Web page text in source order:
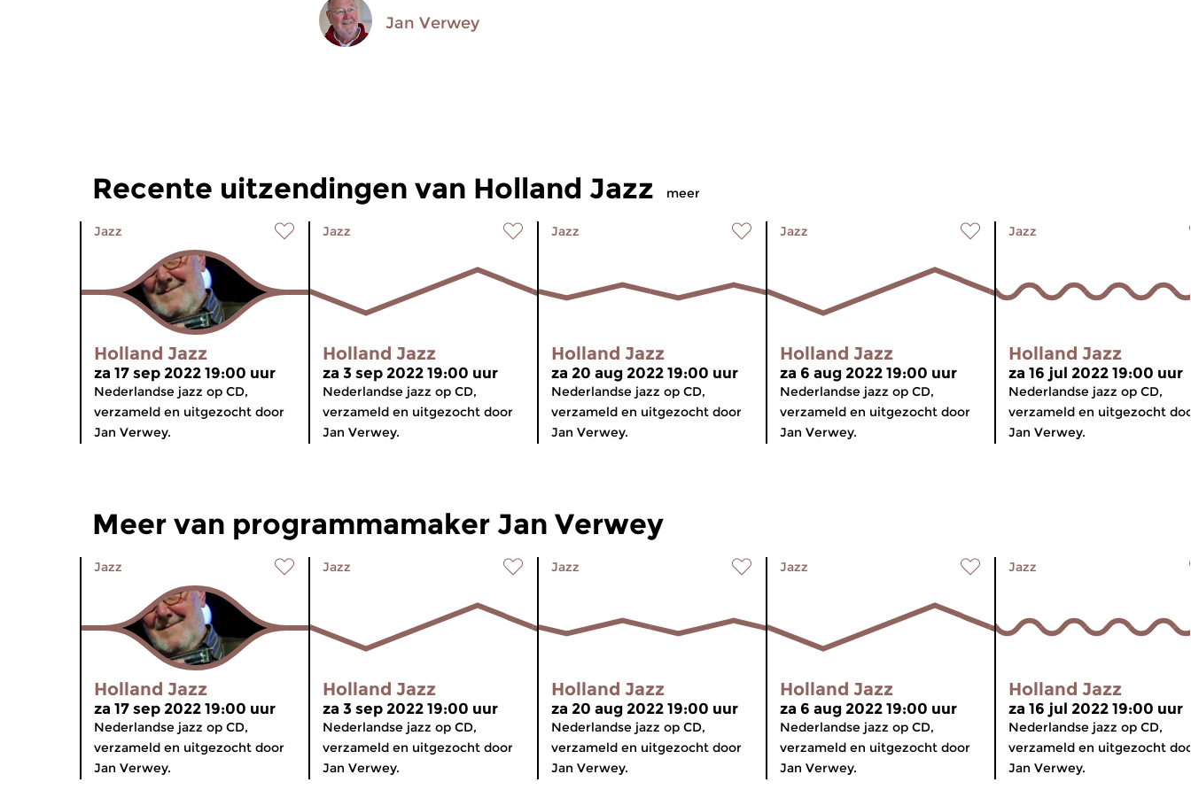
Jan Verwey
Recente uitzendingen van Holland Jazz meer
Jazz
Holland Jazz
za 17 sep 2022 19:00 uur
Nederlandse jazz op CD,
verzameld en uitgezocht door
Jan Verwey.
Jazz
Holland Jazz
za 3 sep 2022 19:00 uur
Nederlandse jazz op CD,
verzameld en uitgezocht door
Jan Verwey.
Jazz
Holland Jazz
za 20 aug 2022 19:00 uur
Nederlandse jazz op CD,
verzameld en uitgezocht door
Jan Verwey.
Jazz
Holland Jazz
za 6 aug 2022 19:00 uur
Nederlandse jazz op CD,
verzameld en uitgezocht door
Jan Verwey.
Jazz
Holland Jazz
za 16 jul 2022 19:00 uur
Nederlandse jazz op CD,
verzameld en uitgezocht
Jan Verwey.
Meer van programmamaker Jan Verwey
Jazz
Holland Jazz
za 17 sep 2022 19:00 uur
Nederlandse jazz op CD,
verzameld en uitgezocht door
Jan Verwey.
Jazz
Holland Jazz
za 3 sep 2022 19:00 uur
Nederlandse jazz op CD,
verzameld en uitgezocht door
Jan Verwey.
Jazz
Holland Jazz
za 20 aug 2022 19:00 uur
Nederlandse jazz op CD,
verzameld en uitgezocht door
Jan Verwey.
Jazz
Holland Jazz
za 6 aug 2022 19:00 uur
Nederlandse jazz op CD,
verzameld en uitgezocht door
Jan Verwey.
Jazz
Holland Jazz
za 16 jul 2022 19:00 uur
Nederlandse jazz op CD,
verzameld en uitgezocht
Jan Verwey.